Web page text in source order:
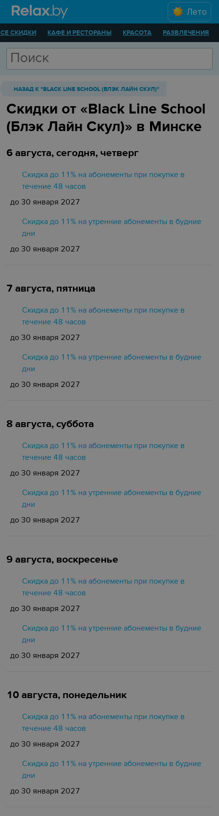
Лето
СКИДКИ КАФЕ И РЕСТОРАНЫ КРАСОТА РАЗВЛЕЧЕНИЯ
НАЗАД К "BLACK LINE SCHOOL (БЛЭК ЛАЙН СКУЛ)"
Скидки от «Black Line School
(Блэк Лайн Скул)» в Минске
6 августа, сегодня, четверг
Скидка до 11% на абонементы при покупке в
течение 48 часов
до 30 января 2027
Скидка до 11% на утренние абонементы в будние
дни
до 30 января 2027
7 августа, пятница
Скидка до 11% на абонементы при покупке в
течение 48 часов
до 30 января 2027
Скидка до 11% на утренние абонементы в будние
дни
до 30 января 2027
8 августа, суббота
Скидка до 11% на абонементы при покупке в
течение 48 часов
до 30 января 2027
Скидка до 11% на утренние абонементы в будние
дни
до 30 января 2027
9 августа, воскресенье
Скидка до 11% на абонементы при покупке в
течение 48 часов
до 30 января 2027
Скидка до 11% на утренние абонементы в будние
дни
до 30 января 2027
10 августа, понедельник
Скидка до 11% на абонементы при покупке в
течение 48 часов
до 30 января 2027
Скидка до 11% на утренние абонементы в будние
дни
до 30 января 2027